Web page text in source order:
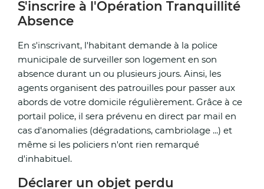
S'inscrire à l'Opération Tranquillité
Absence
En s'inscrivant, l'habitant demande à la police
municipale de surveiller son logement en son
absence durant un ou plusieurs jours. Ainsi, les
agents organisent des patrouilles pour passer aux
abords de votre domicile régulièrement. Grâce à ce
portail police, il sera prévenu en direct par mail en
cas d'anomalies (dégradations, cambriolage ...) et
même si les policiers n'ont rien remarqué
d'inhabituel.
Déclarer un objet perdu